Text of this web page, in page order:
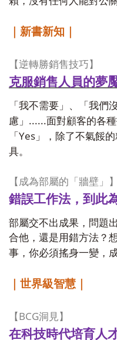
｜新書新知｜
【逆轉勝銷售技巧】
克服銷售人員的夢
「我不需要」、「我們
慮」 ......面對顧客的各
「 Yes 」，除了不氣餒
具。
【成為部屬的「牆壁」】
錯誤工作法，到此
部屬交不出成果，問題
合他，還是用錯方法？
事，你必須搖身一變，
｜世界級智慧｜
【 BCG洞見】
在科技時代培育人